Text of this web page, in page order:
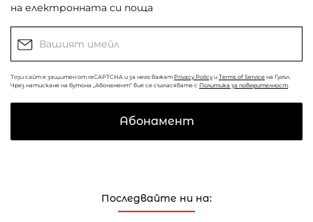
Последвайте ни на:
на електронната си поща
Този сайт е защитен от reCAPTCHA и за него важат Privacy Policy и Terms of Service на Гугъл.
Чрез натискане на бутона „Абонамент“ вие се съгласявате с Политика за поверителност
Абонамент